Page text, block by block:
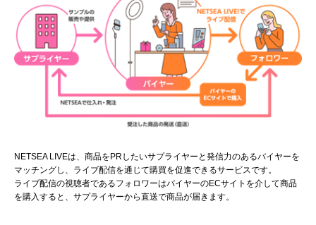
NETSEA LIVEは、商品をPRしたいサプライヤーと発信力のあるバイヤーを
マッチングし、ライブ配信を通じて購買を促進できるサービスです。
ライブ配信の視聴者であるフォロワーはバイヤーのECサイトを介して商品
を購入すると、サプライヤーから直送で商品が届きます。